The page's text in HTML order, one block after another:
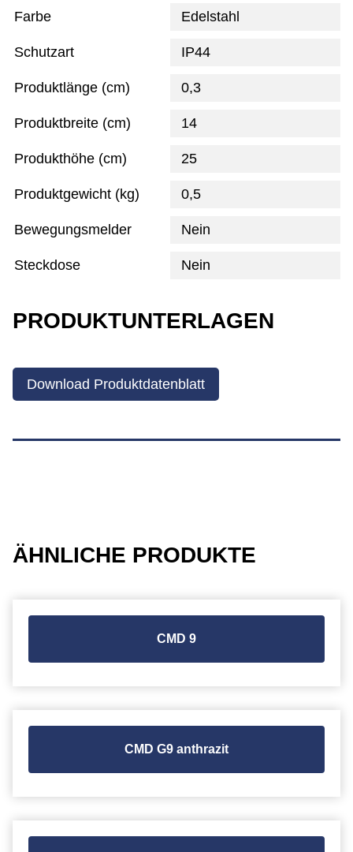
Farbe Edelstahl
Schutzart IP44
Produktlänge (cm) 0,3
Produktbreite (cm) 14
Produkthöhe (cm) 25
Produktgewicht (kg) 0,5
Bewegungsmelder Nein
Steckdose Nein
PRODUKTUNTERLAGEN
Download Produktdatenblatt
ÄHNLICHE PRODUKTE
CMD 9
CMD G9 anthrazit